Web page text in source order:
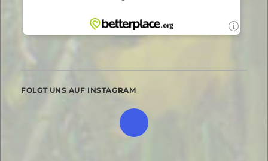
FOLGT UNS AUF INSTAGRAM